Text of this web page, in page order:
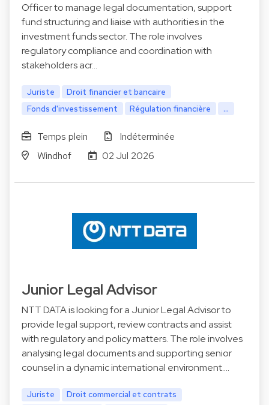
Officer to manage legal documentation, support
fund structuring and liaise with authorities in the
investment funds sector. The role involves
regulatory compliance and coordination with
stakeholders acr…
Juriste
Droit financier et bancaire
Fonds d'investissement
Régulation financière ...
Temps plein
Indéterminée
Windhof
02 Jul 2026
Junior Legal Advisor
NTT DATA is looking for a Junior Legal Advisor to
provide legal support, review contracts and assist
with regulatory and policy matters. The role involves
analysing legal documents and supporting senior
counsel in a dynamic international environment.…
Juriste
Droit commercial et contrats